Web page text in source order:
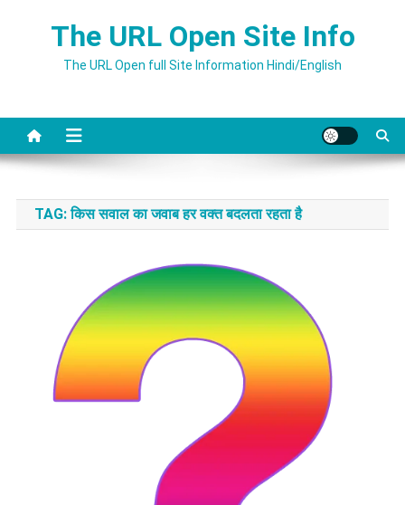
The URL Open Site Info
The URL Open full Site Information Hindi/English
TAG:किस सवाल का जवाब हर वक्त बदलता रहता है